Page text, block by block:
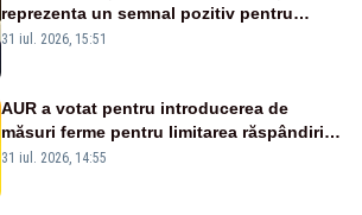
reprezenta un semnal pozitiv pentru
România. Autoritățile trebuie să continue
31 iul. 2026, 15:51
AUR a votat pentru introducerea de
măsuri ferme pentru limitarea răspândirii
virusului pestei porcine africane
31 iul. 2026, 14:55